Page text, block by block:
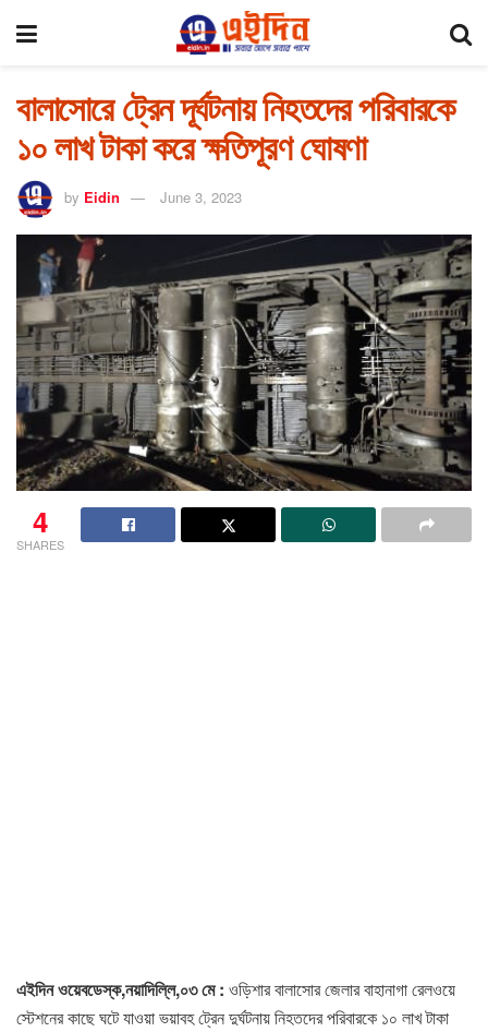
বালাসোরে ট্রেন দূর্ঘটনায় নিহতদের পরিবারকে
১০ লাখ টাকা করে ক্ষতিপূরণ ঘোষণা
by Eidin June 3, 2023
4
SHARES
এইদিন ওয়েবডেস্ক,নয়াদিল্লি,০৩ মে : ওড়িশার বালাসোর জেলার বাহানাগা রেলওয়ে
স্টেশনের কাছে ঘটে যাওয়া ভয়াবহ ট্রেন দুর্ঘটনায় নিহতদের পরিবারকে ১০ লাখ টাকা